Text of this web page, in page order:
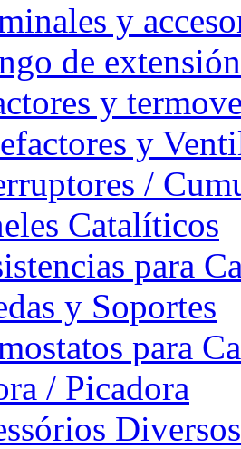
y
de
y
y
/
Catalíticos
para
y Soportes
para
/ Picadora
Diversos